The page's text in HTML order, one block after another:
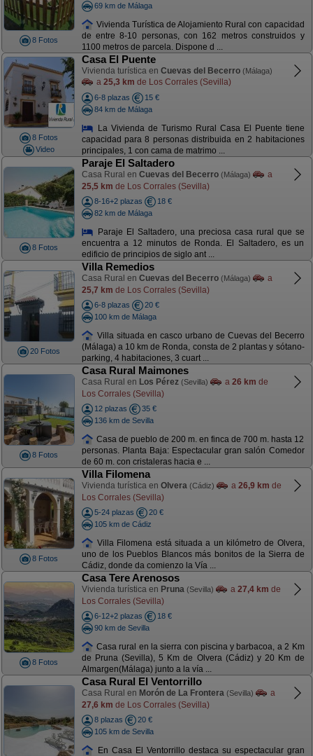
8 Fotos
69 km de Málaga
Vivienda Turística de Alojamiento Rural con capacidad
de entre 8-10 personas, con 162 metros construidos y
1100 metros de parcela. Dispone d ...
8 Fotos
Video
Casa El Puente
Vivienda turística en Cuevas del Becerro (Málaga)
a 25,3 km de Los Corrales (Sevilla)
6-8 plazas
15 €
84 km de Málaga
La Vivienda de Turismo Rural Casa El Puente tiene
capacidad para 8 personas distribuida en 2 habitaciones
principales, 1 con cama de matrimo ...
8 Fotos
Paraje El Saltadero
Casa Rural en Cuevas del Becerro (Málaga)
a
25,5 km de Los Corrales (Sevilla)
8-16+2 plazas
18 €
82 km de Málaga
Paraje El Saltadero, una preciosa casa rural que se
encuentra a 12 minutos de Ronda. El Saltadero, es un
edificio de principios de siglo ant ...
20 Fotos
Villa Remedios
Casa Rural en Cuevas del Becerro (Málaga)
a
25,7 km de Los Corrales (Sevilla)
6-8 plazas
20 €
100 km de Málaga
Villa situada en casco urbano de Cuevas del Becerro
(Málaga) a 10 km de Ronda, consta de 2 plantas y sótano-
parking, 4 habitaciones, 3 cuart ...
8 Fotos
Casa Rural Maimones
Casa Rural en Los Pérez (Sevilla) a 26 km de
Los Corrales (Sevilla)
12 plazas
35 €
136 km de Sevilla
Casa de pueblo de 200 m. en finca de 700 m. hasta 12
personas. Planta Baja: Espectacular gran salón Comedor
de 60 m. con cristaleras hacia e ...
8 Fotos
Villa Filomena
Vivienda turística en Olvera (Cádiz) a 26,9 km de
Los Corrales (Sevilla)
5-24 plazas
20 €
105 km de Cádiz
Villa Filomena está situada a un kilómetro de Olvera,
uno de los Pueblos Blancos más bonitos de la Sierra de
Cádiz, donde da comienzo la Vía ...
8 Fotos
Casa Tere Arenosos
Vivienda turística en Pruna (Sevilla) a 27,4 km de
Los Corrales (Sevilla)
6-12+2 plazas
18 €
90 km de Sevilla
Casa rural en la sierra con piscina y barbacoa, a 2 Km
de Pruna (Sevilla), 5 Km de Olvera (Cádiz) y 20 Km de
Almargen(Málaga) junto a la vía ...
Casa Rural El Ventorrillo
Casa Rural en Morón de La Frontera (Sevilla)
a
27,6 km de Los Corrales (Sevilla)
8 plazas
20 €
105 km de Sevilla
En Casa El Ventorrillo destaca su espectacular gran